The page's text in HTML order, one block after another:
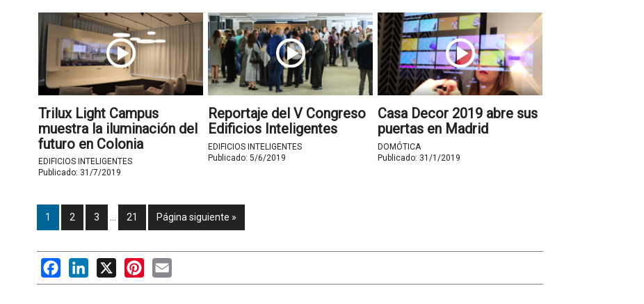
Trilux Light Campus
muestra la iluminación del
futuro en Colonia
EDIFICIOS INTELIGENTES
Publicado: 31/7/2019
Reportaje del V Congreso
Edificios Inteligentes
EDIFICIOS INTELIGENTES
Publicado: 5/6/2019
Casa Decor 2019 abre sus
puertas en Madrid
DOMÓTICA
Publicado: 31/1/2019
1 2 3 21 Página siguiente »
FacebookLinkedIn
X PinterestEmail